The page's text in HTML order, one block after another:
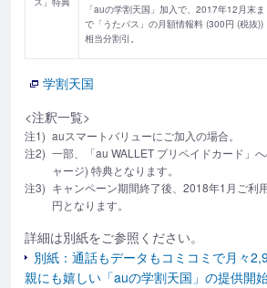
「auの学割天国」加入で、2017年12月末ま
で「うたパス」の月額情報料 (300円 (税抜))
相当分割引。
学割天国
<注釈一覧>
注1) auスマートバリューにご加入の場合。
注2) 一部、「au WALLET プリペイドカード」
ャージ) 特典となります。
注3) キャンペーン期間終了後、2018年1月ご利
円となります。
詳細は別紙をご参照ください。
別紙：通話もデータもコミコミで月々
親にも嬉しい「auの学割天国」の提供開